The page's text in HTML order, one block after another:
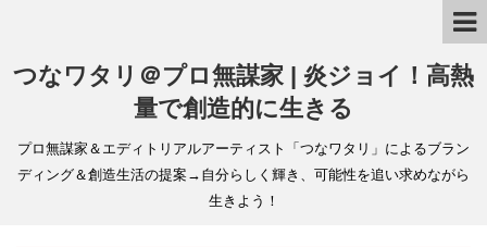
つなワタリ＠プロ無謀家 | 炎ジョイ！高熱
量で創造的に生きる
プロ無謀家＆エディトリアルアーティスト「つなワタリ」によるブラン
ディング＆創造生活の提案→自分らしく輝き、可能性を追い求めながら
生きよう！